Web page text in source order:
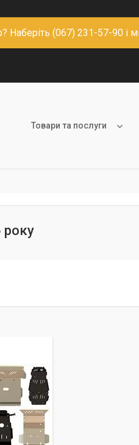
Наберіть (067) 231-57-90
Товари та послуги
року